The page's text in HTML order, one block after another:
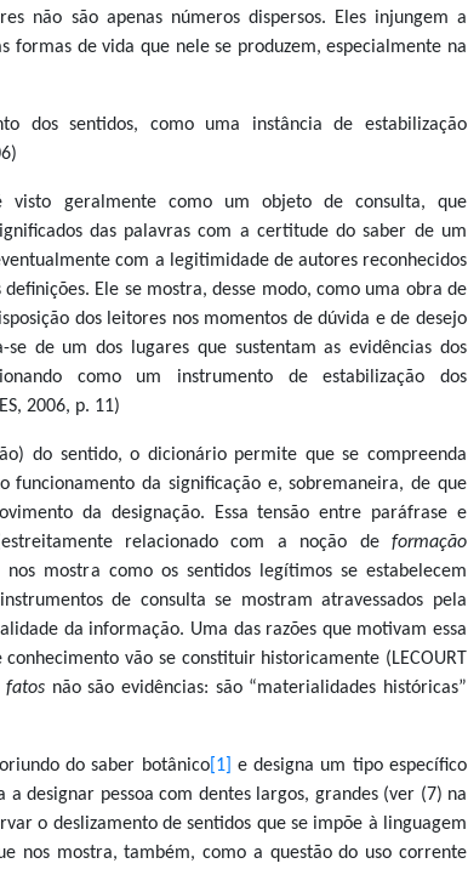
não são apenas números dispersos. Eles injungem a
formas de vida que nele se produzem, especialmente na
dos sentidos, como uma instância de estabilização
visto geralmente como um objeto de consulta, que
das palavras com a certitude do saber de um
com a legitimidade de autores reconhecidos
definições. Ele se mostra, desse modo, como uma obra de
dos leitores nos momentos de dúvida e de desejo
se de um dos lugares que sustentam as evidências dos
como um instrumento de estabilização dos
2006, p. 11)
do sentido, o dicionário permite que se compreenda
funcionamento da significação e, sobremaneira, de que
da designação. Essa tensão entre paráfrase e
relacionado com a noção de formação
mostra como os sentidos legítimos se estabelecem
de consulta se mostram atravessados pela
da informação. Uma das razões que motivam essa
vão se constituir historicamente (LECOURT
fatosnão são evidências: são “materialidades históricas”
do saber botânico[1]
e designa um tipo específico
a designar pessoa com dentes largos, grandes (ver (7) na
o deslizamento de sentidos que se impõe à linguagem
nos mostra, também, como a questão do uso corrente